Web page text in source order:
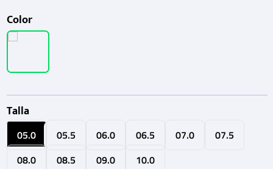
Color
Talla
05.0 05.5 06.0 06.5 07.0
07.5
08.0
08.5 09.0 10.0